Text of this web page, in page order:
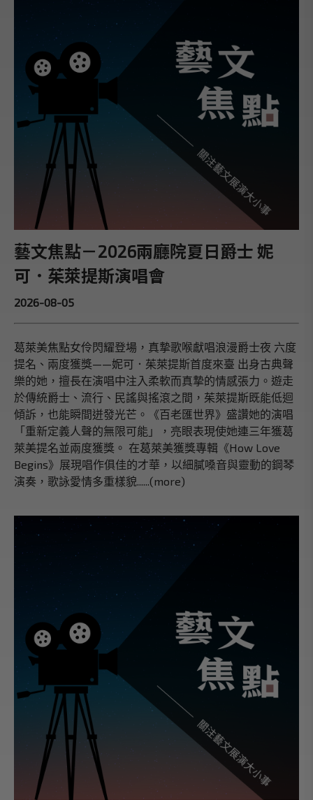
藝文焦點－2026兩廳院夏日爵士 妮
可．茱萊提斯演唱會
2026-08-05
葛萊美焦點女伶閃耀登場，真摯歌喉獻唱浪漫爵士夜 六度
提名、兩度獲獎——妮可．茱萊提斯首度來臺 出身古典聲
樂的她，擅長在演唱中注入柔軟而真摯的情感張力。遊走
於傳統爵士、流行、民謠與搖滾之間，茱萊提斯既能低迴
傾訴，也能瞬間迸發光芒。《百老匯世界》盛讚她的演唱
「重新定義人聲的無限可能」，亮眼表現使她連三年獲葛
萊美提名並兩度獲獎。 在葛萊美獲獎專輯《How Love
Begins》展現唱作俱佳的才華，以細膩嗓音與靈動的鋼琴
演奏，歌詠愛情多重樣貌......(more)